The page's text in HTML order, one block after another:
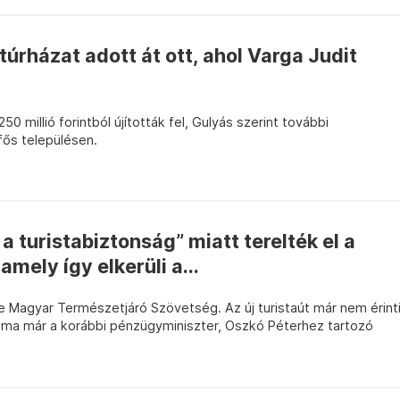
adott át ott, ahol Varga Judit
millió forintból újították fel, Gulyás szerint további
településen.
a turistabiztonság” miatt terelték el a
így elkerüli a...
Magyar Természetjáró Szövetség. Az új turistaút már nem érinti
már a korábbi pénzügyminiszter, Oszkó Péterhez tartozó